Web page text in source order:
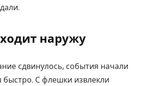
наружу
сдвинулось, события начали
быстро. С флешки извлекли